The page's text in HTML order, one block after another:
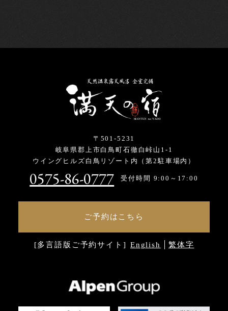
〒501-5231
岐阜県郡上市白鳥町石徹白峠山1-1
ウイングヒルズ白鳥リゾート内（第2駐車場内）
0575-86-0777 受付時間 9:00～17:00
ご予約はこちら
[多言語版ご予約サイト] English 繁体字